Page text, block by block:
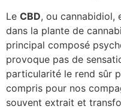
Le CBD, ou cannabidiol,
dans la plante de
principal composé
provoque pas de
particularité le rend sûr
compris pour nos
souvent extrait et